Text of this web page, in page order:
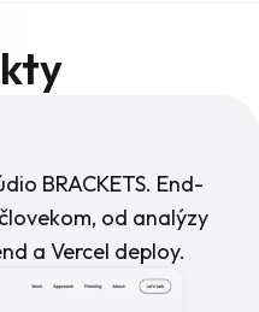
BRACKETS. End-
od analýzy
a Vercel deploy.